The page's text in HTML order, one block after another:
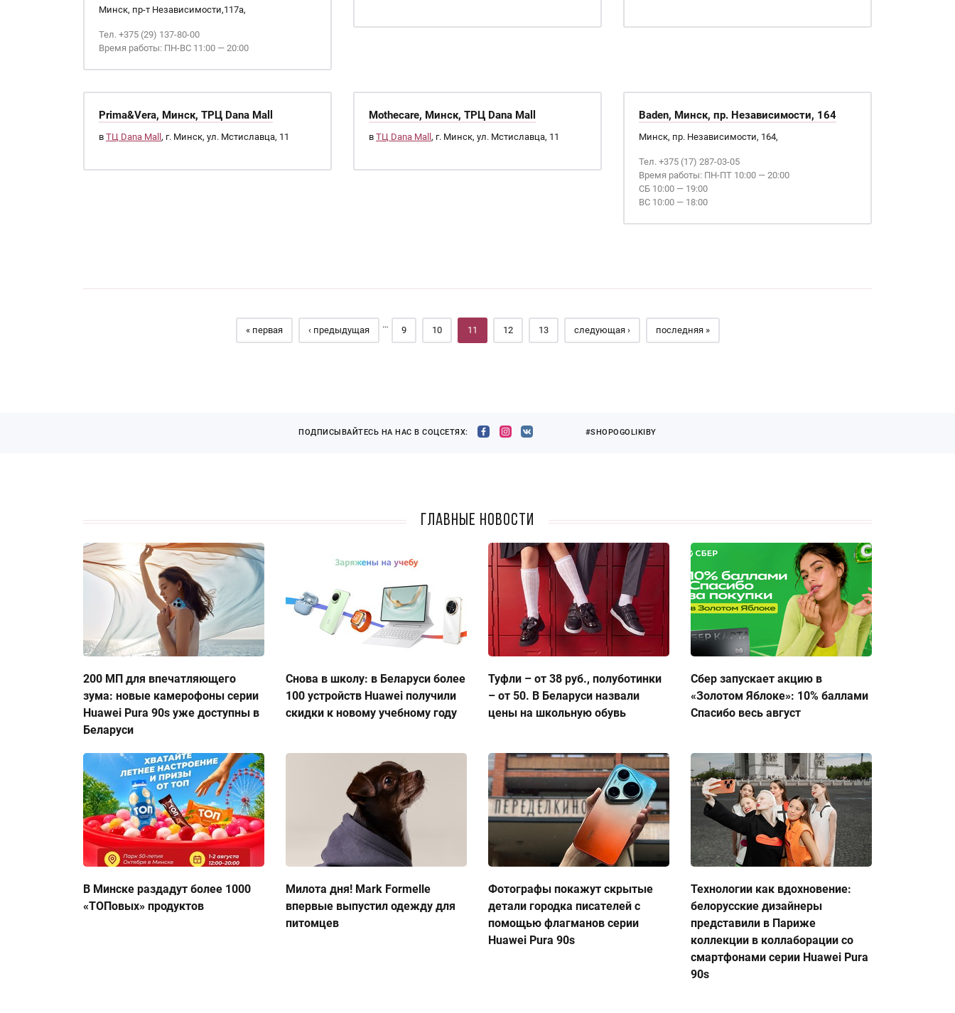
Минск, пр-т Независимости,117а,
Тел. +375 (29) 137-80-00
Время работы: ПН-ВС 11:00 — 20:00
Prima&Vera, Минск, ТРЦ Dana Mall
в ТЦ Dana Mall , г. Минск, ул. Мстиславца, 11
Mothecare, Минск, ТРЦ Dana Mall
в ТЦ Dana Mall , г. Минск, ул. Мстиславца, 11
Baden, Минск, пр. Независимости, 164
Минск, пр. Независимости, 164,
Тел. +375 (17) 287-03-05
Время работы: ПН-ПТ 10:00 — 20:00
СБ 10:00 — 19:00
ВС 10:00 — 18:00
« первая ‹ предыдущая
…
9 10 11 12 13 следующая › последняя »
ПОДПИСЫВАЙТЕСЬ НА НАС В СОЦСЕТЯХ: #SHOPOGOLIKIBY
Главные новости
200 МП для впечатляющего
зума: новые камерофоны серии
Huawei Pura 90s уже доступны в
Беларуси
Снова в школу: в Беларуси более
100 устройств Huawei получили
скидки к новому учебному году
Туфли – от 38 руб., полуботинки
– от 50. В Беларуси назвали
цены на школьную обувь
Сбер запускает акцию в
«Золотом Яблоке»: 10% баллами
Спасибо весь август
В Минске раздадут более 1000
«ТОПовых» продуктов
Милота дня! Mark Formelle
впервые выпустил одежду для
питомцев
Фотографы покажут скрытые
детали городка писателей с
помощью флагманов серии
Huawei Pura 90s
Технологии как вдохновение:
белорусские дизайнеры
представили в Париже
коллекции в коллаборации со
смартфонами серии Huawei Pura
90s